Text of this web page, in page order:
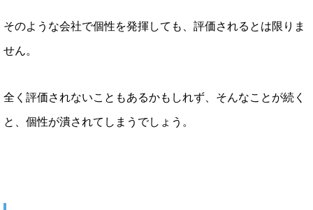
そのような会社で個性を発揮しても、評価されるとは限りま
せん。
全く評価されないこともあるかもしれず、そんなことが続く
と、個性が潰されてしまうでしょう。